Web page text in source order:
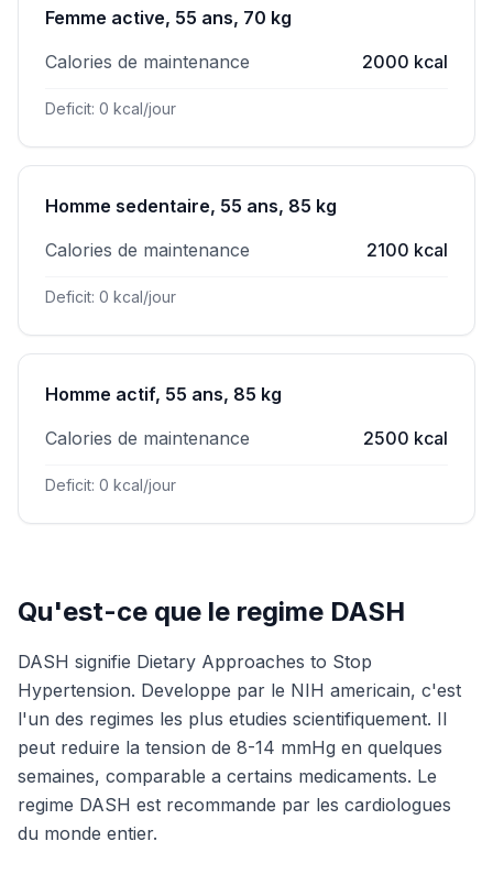
Femme active, 55 ans, 70 kg
Calories de maintenance
2000 kcal
Deficit: 0 kcal/jour
Homme sedentaire, 55 ans, 85 kg
Calories de maintenance
2100 kcal
Deficit: 0 kcal/jour
Homme actif, 55 ans, 85 kg
Calories de maintenance
2500 kcal
Deficit: 0 kcal/jour
Qu'est-ce que le regime DASH
DASH signifie Dietary Approaches to Stop
Hypertension. Developpe par le NIH americain, c'est
l'un des regimes les plus etudies scientifiquement. Il
peut reduire la tension de 8-14 mmHg en quelques
semaines, comparable a certains medicaments. Le
regime DASH est recommande par les cardiologues
du monde entier.